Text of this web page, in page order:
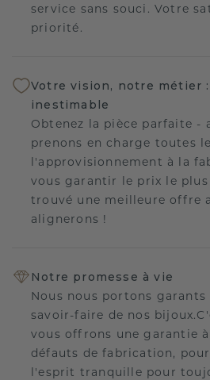
service sans souci. Votre
priorité.
Votre vision, notre métier
inestimable
Obtenez la pièce parfaite -
prenons en charge toutes
l'approvisionnement à la
vous garantir le prix le plus
trouvé une meilleure offre
alignerons !
Notre promesse à vie
Nous nous portons
savoir-faire de nos
vous offrons une garantie
défauts de fabrication,
l'esprit tranquille pour